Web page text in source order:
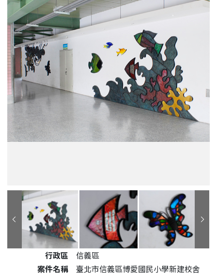
公共藝術作品詳細資料
行政區
信義區
案件名稱
臺北市信義區博愛國民小學新建校舍